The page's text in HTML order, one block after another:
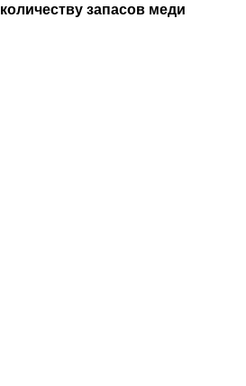
количеству запасов меди